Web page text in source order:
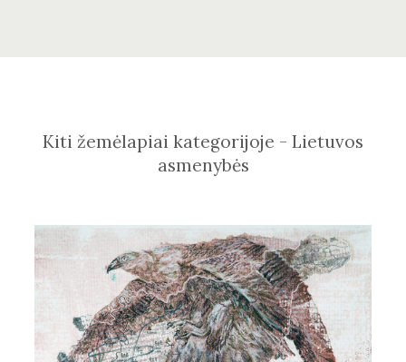
Kiti žemėlapiai kategorijoje - Lietuvos
asmenybės